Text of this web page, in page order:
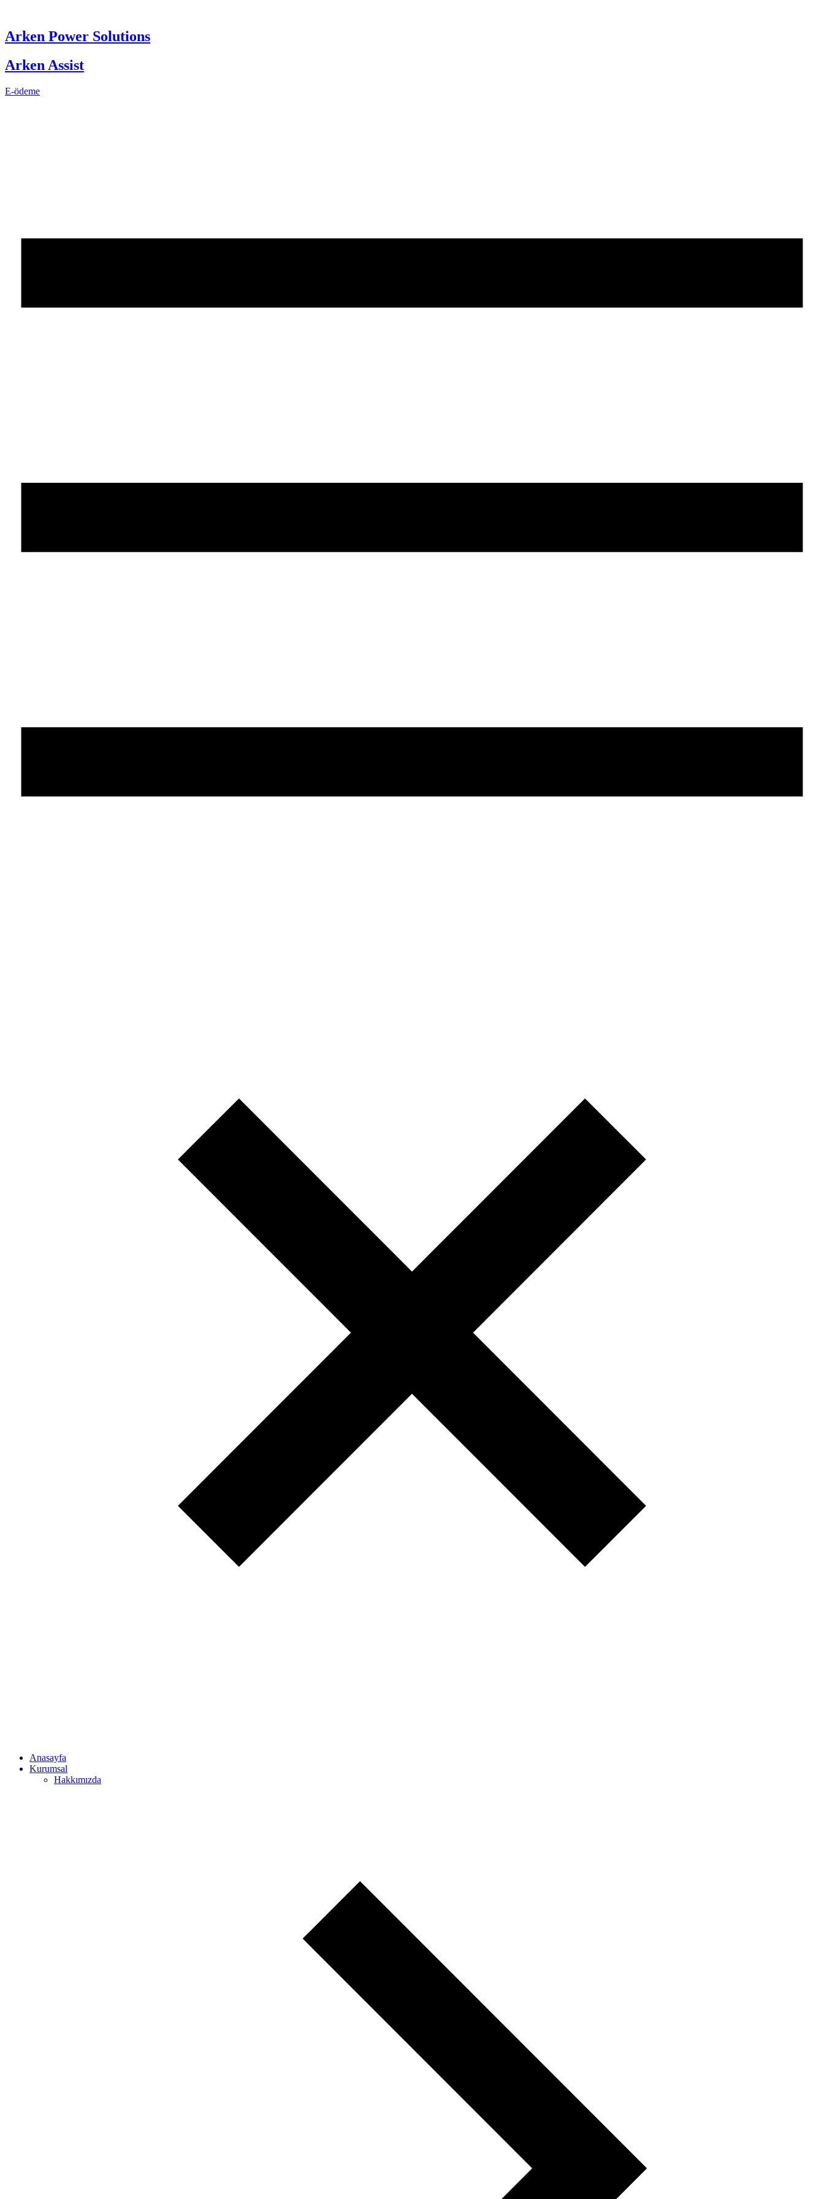
content
Arken Power Solutions
Arken Assist
E-ödeme
Anasayfa
Kurumsal
Hakkımızda